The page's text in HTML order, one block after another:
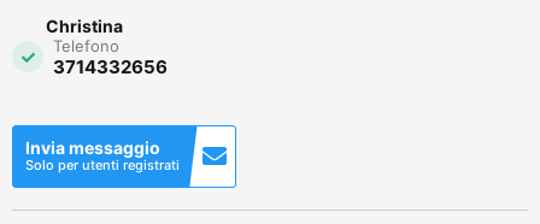
Christina
Telefono
3714332656
Invia messaggio
Solo per utenti registrati